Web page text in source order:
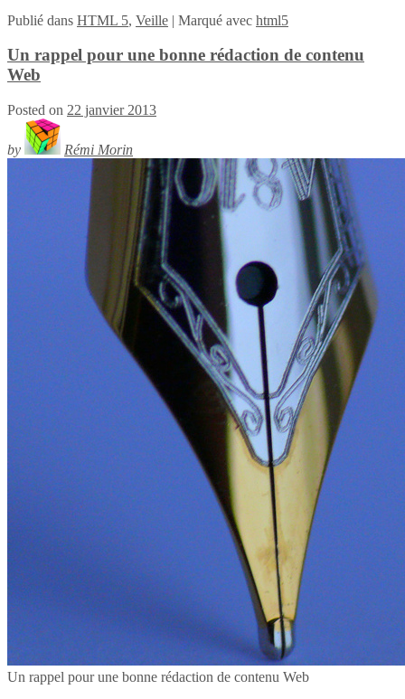
Publié dans HTML 5, Veille | Marqué avec html5
Un rappel pour une bonne rédaction de contenu
Web
Posted on 22 janvier 2013
by Rémi Morin
Un rappel pour une bonne rédaction de contenu Web